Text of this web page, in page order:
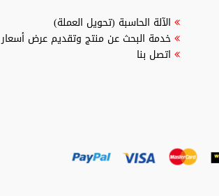
الآلة الحاسبة (تحويل العملة)
خدمة البحث عن منتج وتقديم عرض أسعار
اتصل بنا